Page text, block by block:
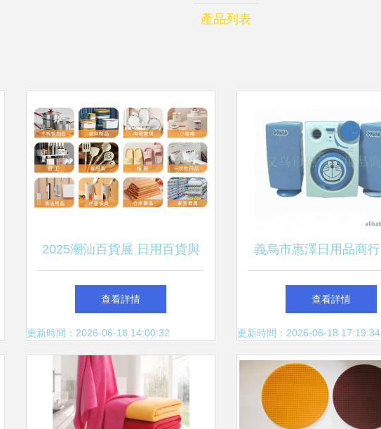
產品列表
2025潮汕百貨展 日用百貨與
商貿新機遇
查看詳情
更新時間：2026-06-18 14:00:32
義烏市惠澤日用品商
產品與日用百貨精選
查看詳情
更新時間：2026-06-18 17:19:34